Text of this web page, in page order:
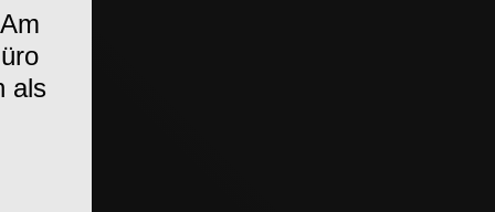
als